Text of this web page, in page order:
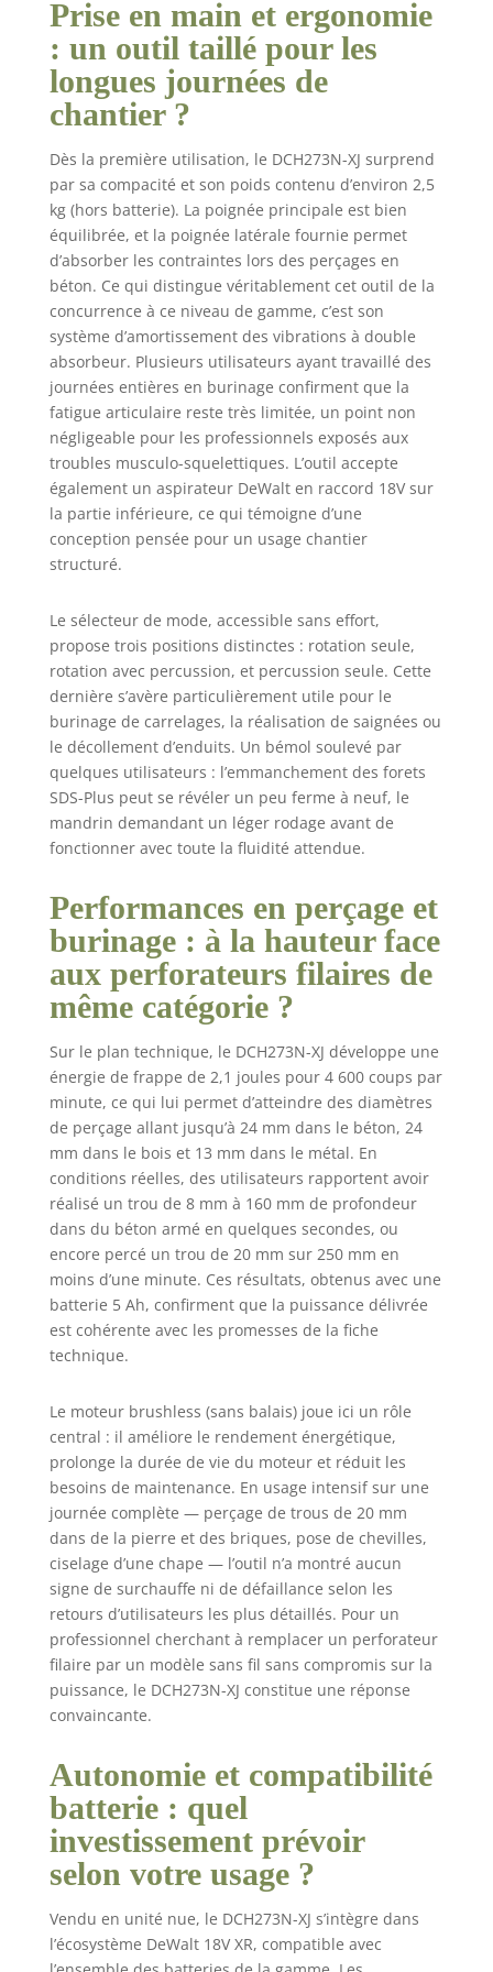
professionnels qui
ont besoin d'outils
fiables et
efficaces. MOTEUR
autonomie
prolongée et
nécessite moins
d'entretien pour
une utilisation
durable. 2,1J
D'ÉNERGIE
D'IMPACT : Parfait
pour percer des
ancrages et fixer
des trous dans le
béton, la brique et
la maçonnerie de
4 mm à 24 mm.
EFFICACITÉ DE
Capable de percer
plus de 90 trous
TECHNOLOGIE
PERFORM &
PROTECT : Offre
une vibration à
6,6 m/s² pour
réduire la fatigue
de l'utilisateur.
EMBRAYAGE
ÉLECTRONIQUE :
Offre un couple
élevé constant et
CONCEPTION
COMPACTE ET
ERGONOMIQUE :
Léger et
confortable pour
prolongée.
LUMIÈRE LED
AVEC FONCTION
DE RETARD:
Améliore la
visibilité dans les
zones de travail
sombres. FOURNI
AVEC : Un crochet
de ceinture, Une
poignée latérale
multi-positions.
COMPATIBLE AVEC
Conçu pour
améliorer les
performances de
votre outil grâce à
une technologie
lithium-ion de
pointe. Il offre une
durée de vie
prolongée et une
autodécharge
minimisée,
garantissant que
vos batteries
restent chargées
fonctions telles
que le témoin
batterie, la
résistance à la
poussière et à
l'humidité ainsi
qu'un design
léger et compact
Prise en main et ergonomie
: un outil taillé pour les
longues journées de
chantier ?
Dès la première utilisation, le DCH273N-XJ surprend
par sa compacité et son poids contenu d’environ 2,5
kg (hors batterie). La poignée principale est bien
équilibrée, et la poignée latérale fournie permet
d’absorber les contraintes lors des perçages en
béton. Ce qui distingue véritablement cet outil de la
concurrence à ce niveau de gamme, c’est son
système d’amortissement des vibrations à double
absorbeur. Plusieurs utilisateurs ayant travaillé des
journées entières en burinage confirment que la
fatigue articulaire reste très limitée, un point non
négligeable pour les professionnels exposés aux
troubles musculo-squelettiques. L’outil accepte
également un aspirateur DeWalt en raccord 18V sur
la partie inférieure, ce qui témoigne d’une
conception pensée pour un usage chantier
structuré.
Le sélecteur de mode, accessible sans effort,
propose trois positions distinctes : rotation seule,
rotation avec percussion, et percussion seule. Cette
dernière s’avère particulièrement utile pour le
burinage de carrelages, la réalisation de saignées ou
le décollement d’enduits. Un bémol soulevé par
quelques utilisateurs : l’emmanchement des forets
SDS-Plus peut se révéler un peu ferme à neuf, le
mandrin demandant un léger rodage avant de
fonctionner avec toute la fluidité attendue.
Performances en perçage et
burinage : à la hauteur face
aux perforateurs filaires de
même catégorie ?
Sur le plan technique, le DCH273N-XJ développe une
énergie de frappe de 2,1 joules pour 4 600 coups par
minute, ce qui lui permet d’atteindre des diamètres
de perçage allant jusqu’à 24 mm dans le béton, 24
mm dans le bois et 13 mm dans le métal. En
conditions réelles, des utilisateurs rapportent avoir
réalisé un trou de 8 mm à 160 mm de profondeur
dans du béton armé en quelques secondes, ou
encore percé un trou de 20 mm sur 250 mm en
moins d’une minute. Ces résultats, obtenus avec une
batterie 5 Ah, confirment que la puissance délivrée
est cohérente avec les promesses de la fiche
technique.
Le moteur brushless (sans balais) joue ici un rôle
central : il améliore le rendement énergétique,
prolonge la durée de vie du moteur et réduit les
besoins de maintenance. En usage intensif sur une
journée complète — perçage de trous de 20 mm
dans de la pierre et des briques, pose de chevilles,
ciselage d’une chape — l’outil n’a montré aucun
signe de surchauffe ni de défaillance selon les
retours d’utilisateurs les plus détaillés. Pour un
professionnel cherchant à remplacer un perforateur
filaire par un modèle sans fil sans compromis sur la
puissance, le DCH273N-XJ constitue une réponse
convaincante.
Autonomie et compatibilité
batterie : quel
investissement prévoir
selon votre usage ?
Vendu en unité nue, le DCH273N-XJ s’intègre dans
l’écosystème DeWalt 18V XR, compatible avec